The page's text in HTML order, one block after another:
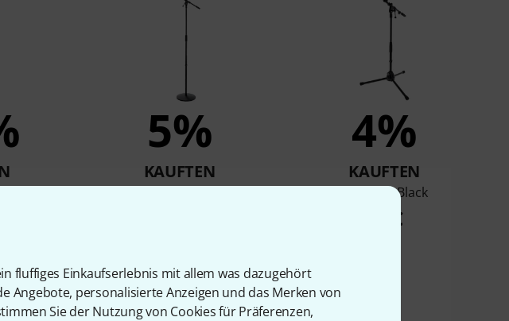
fluffiges Einkaufserlebnis mit allem was dazugehört
Angebote, personalisierte Anzeigen und das Merken von
Sie der Nutzung von Cookies für Präferenzen,
5%
KAUFTEN
4%
KAUFTEN
K&M 259 Black
58 €